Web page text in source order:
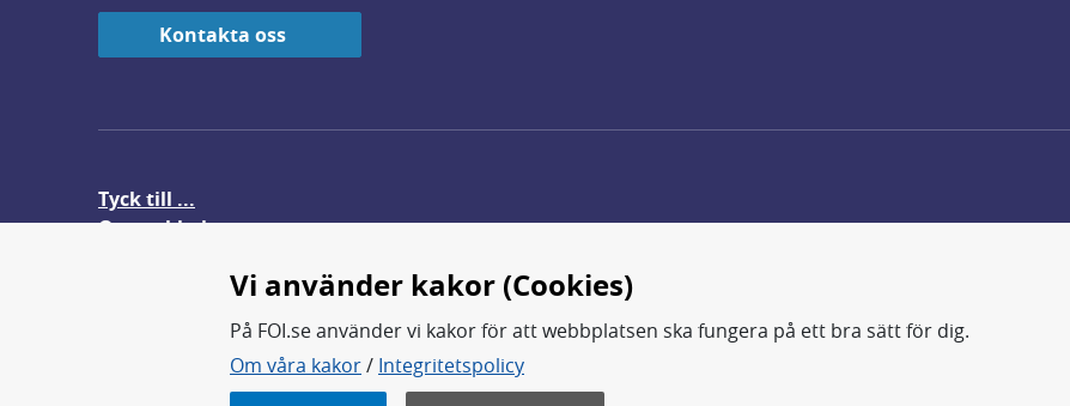
Kontakta oss
Tyck till ...
Om webbplatsen
FOI forskar för en säkrare värld.
Vi använder kakor (Cookies)
På FOI.se använder vi kakor för att webbplatsen ska fungera på ett bra sätt för dig.
Om våra kakor/ Integritetspolicy